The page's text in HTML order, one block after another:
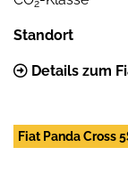
2
Standort
Details zum
Fiat Panda Cross